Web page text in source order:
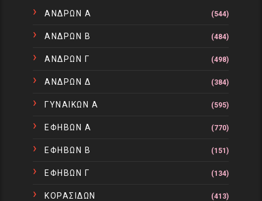
ΑΝΔΡΩΝ Α (544)
ΑΝΔΡΩΝ Β (484)
ΑΝΔΡΩΝ Γ (498)
ΑΝΔΡΩΝ Δ (384)
ΓΥΝΑΙΚΩΝ Α (595)
ΕΦΗΒΩΝ Α (770)
ΕΦΗΒΩΝ Β (151)
ΕΦΗΒΩΝ Γ (134)
ΚΟΡΑΣΙΔΩΝ (413)